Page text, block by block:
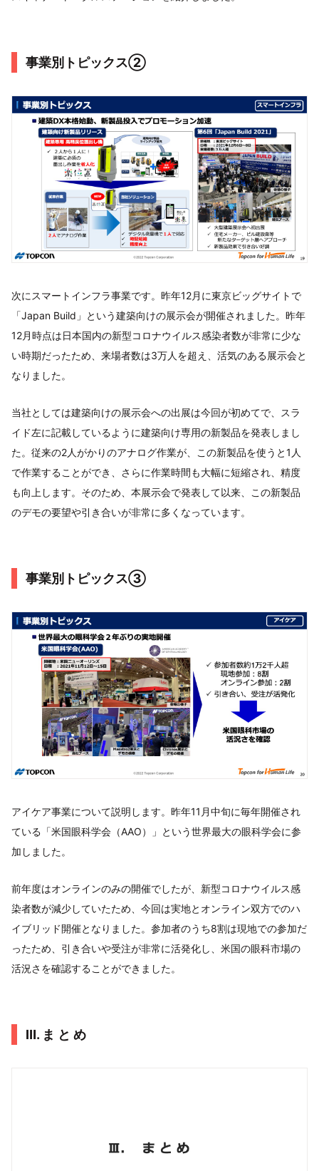
事業別トピックス②
次にスマートインフラ事業です。昨年12月に東京ビッグサイトで
「Japan Build」という建築向けの展示会が開催されました。昨年
12月時点は日本国内の新型コロナウイルス感染者数が非常に少な
い時期だったため、来場者数は3万人を超え、活気のある展示会と
なりました。
当社としては建築向けの展示会への出展は今回が初めてで、スラ
イド左に記載しているように建築向け専用の新製品を発表しまし
た。従来の2人がかりのアナログ作業が、この新製品を使うと1人
で作業することができ、さらに作業時間も大幅に短縮され、精度
も向上します。そのため、本展示会で発表して以来、この新製品
のデモの要望や引き合いが非常に多くなっています。
事業別トピックス③
アイケア事業について説明します。昨年11月中旬に毎年開催され
ている「米国眼科学会（AAO）」という世界最大の眼科学会に参
加しました。
前年度はオンラインのみの開催でしたが、新型コロナウイルス感
染者数が減少していたため、今回は実地とオンライン双方でのハ
イブリッド開催となりました。参加者のうち8割は現地での参加だ
ったため、引き合いや受注が非常に活発化し、米国の眼科市場の
活況さを確認することができました。
Ⅲ. ま と め